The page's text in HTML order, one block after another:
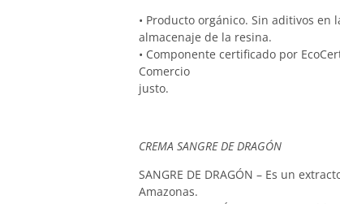
• Producto orgánico. Sin aditivos en
almacenaje de la resina.
• Componente certificado por
Comercio
justo.
CREMA SANGRE DE DRAGÓN
SANGRE DE DRAGÓN – Es un
Amazonas.